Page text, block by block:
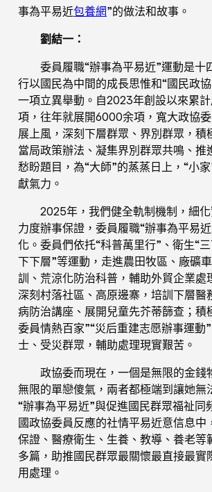
事為平易近包養網”的做法和故事。
劉結一：
委員履職“辦事為平易近”運動是十
行以國民為中間的成長思惟和“國民政
一項立異舉動。自2023年創設以來累
項，往年就展開6000余項，寬大政協
展上風，深刻下層群眾、界別群眾，積
當局政策辦法、凝集界別群眾共鳴、推
愁盼題目，為“大師”的蒸蒸日上，“小
獻氣力。
2025年，我們健全軌制機制，細
力度辦事保證，委員履職“辦事為平易
化。委員們依托“科普萬里行”、衛生“
下下層”等運動，走進農田牧區、廠礦
訓、荒涼化防治科普，輔助外貿企業處
深刻村落社區、高原邊寨，培訓下層醫
病防治講座、展開兒童先芥蒂篩查；積
委員情熱百家”“災后重建志愿辦事運動
士、受災群眾，輔助處理現實艱苦。
政協委而現在，一個是無限的金錢
無限的單戀傻氣，兩者都極端到讓她無
“辦事為平易近”與促進國民群眾福祉同
國政協委員反應的社情平易近意信息中
保證、醫療衛生、生養、教導、養老
多篇，助推國民群眾最關懷最直接最實
用處理。